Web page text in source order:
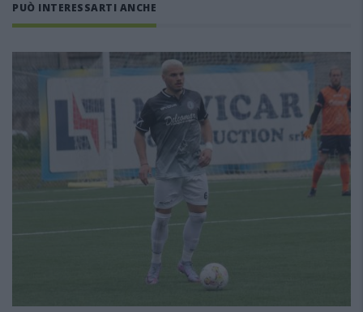
PUÒ INTERESSARTI ANCHE